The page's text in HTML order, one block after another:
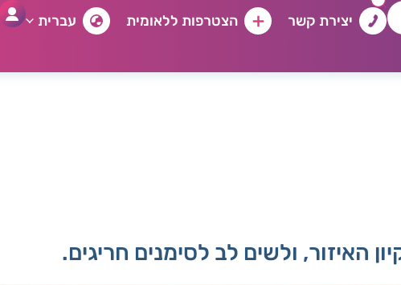
יצירת קשר הצטרפות ללאומית עברית
האיזור, ולשים לב לסימנים חריגים.